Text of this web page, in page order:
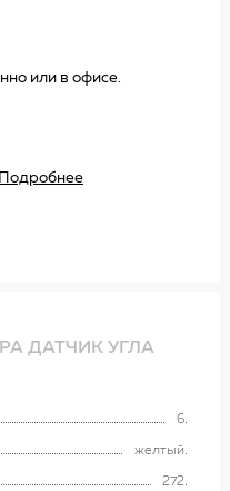
или в офисе.
Подробнее
ДАТЧИК УГЛА
6
желтый
272